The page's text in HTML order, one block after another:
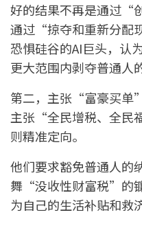
好的结果不再是通过“
通过“掠夺和重新分配
恐惧硅谷的AI巨头，认
更大范围内剥夺普通人
第二，主张“富豪买单
主张“全民增税、全民
则精准定向。
他们要求豁免普通人的
舞“没收性财富税”的
为自己的生活补贴和救